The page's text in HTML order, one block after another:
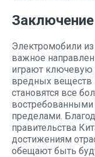
Заключение
Электромобили
важное
играют ключевую
вредных
становятся все
востребованными
пределами.
правительства
достижениям
обещают быть